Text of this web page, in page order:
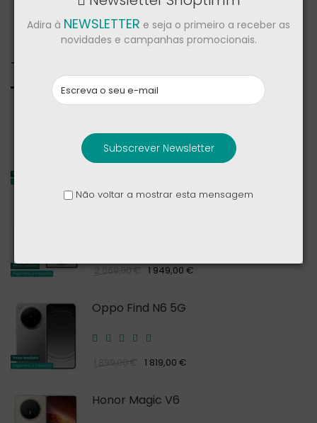
Todos
2 069,00 € 1 949,00 €
Oppo Find N6 5G
1 899,00 € 1 819,00 €
Honor Magic V6
Adira à NEWSLETTER e seja o primeiro a receber as
novidades e campanhas promocionais.
Subscrever Newsletter
Não voltar a mostrar esta mensagem